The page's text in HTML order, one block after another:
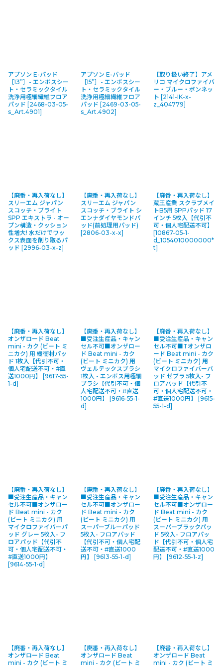
アプソン E-パッド
［13”］- エンボスシー
ト・セラミックタイル
洗浄用極細繊維フロア
パッド [2468-03-05-
s_Art.4901]
アプソン E-パッド
［15”］- エンボスシー
ト・セラミックタイル
洗浄用極細繊維フロア
パッド [2469-03-05-
s_Art.4902]
【取り扱い終了】アメ
リコ マイクロファイバ
ー・ブルー・ボンネッ
ト [2141-IK-x-
z_404779]
【廃番・再入荷なし】
スリーエム ジャパン
スコッチ・ブライト
SPP エキストラ - オー
プン構造・クッション
性増大! 水だけでワッ
クス表面を削り取るパ
ッド [2996-03-x-z]
【廃番・再入荷なし】
スリーエム ジャパン
スコッチ・ブライト シ
エンナダイヤモンドパ
ッド(前処理用パッド)
[2806-03-x-x]
【廃番・再入荷なし】
蔵王産業 スクラブメイ
トB5用 SPPパッド 17
インチ 5枚入【代引不
可・個人宅配送不可】
[10867-05-1-
d_1054010000000*
t]
【廃番・再入荷なし】
オンザロード Beat
mini - カク (ビート ミ
ニカク) 用 緩衝材パッ
ド 1枚入【代引不可・
個人宅配送不可・#直
送1000円】
[9617-55-
1-d]
【廃番・再入荷なし】
■受注生産品・キャン
セル不可■オンザロー
ド Beat mini - カク
(ビート ミニカク) 用
ヴェルテックスブラシ
1枚入 - エンボス用極細
ブラシ【代引不可・個
人宅配送不可・#直送
1000円】
[9616-55-1-
d]
【廃番・再入荷なし】
■受注生産品・キャン
セル不可■Tオンザロ
ード Beat mini - カク
(ビート ミニカク) 用
マイクロファイバーパ
ッド ゼブラ 5枚入- フ
ロアパッド【代引不
可・個人宅配送不可・
#直送1000円】
[9615-
55-1-d]
【廃番・再入荷なし】
■受注生産品・キャン
セル不可■オンザロー
ド Beat mini - カク
(ビート ミニカク) 用
マイクロファイバーパ
ッド グレー 5枚入- フ
ロアパッド【代引不
可・個人宅配送不可・
#直送1000円】
[9614-55-1-d]
【廃番・再入荷なし】
■受注生産品・キャン
セル不可■オンザロー
ド Beat mini - カク
(ビート ミニカク) 用
スーパーブルーパッド
5枚入- フロアパッド
【代引不可・個人宅配
送不可・#直送1000
円】
[9613-55-1-d]
【廃番・再入荷なし】
■受注生産品・キャン
セル不可■オンザロー
ド Beat mini - カク
(ビート ミニカク) 用
スーパーブラックパッ
ド 5枚入- フロアパッ
ド【代引不可・個人宅
配送不可・#直送1000
円】
[9612-55-1-z]
【廃番・再入荷なし】
オンザロード Beat
mini - カク (ビート ミ
【廃番・再入荷なし】
オンザロード Beat
mini - カク (ビート ミ
【廃番・再入荷なし】
オンザロード Beat
mini - カク (ビート ミ